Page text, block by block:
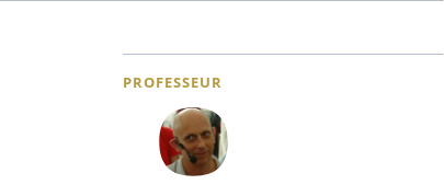
PROFESSEUR